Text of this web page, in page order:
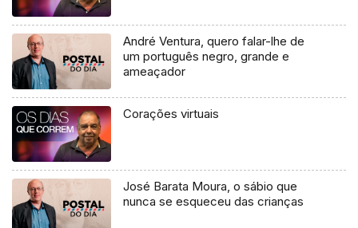
André Ventura, quero falar-lhe de
um português negro, grande e
ameaçador
Corações virtuais
José Barata Moura, o sábio que
nunca se esqueceu das crianças